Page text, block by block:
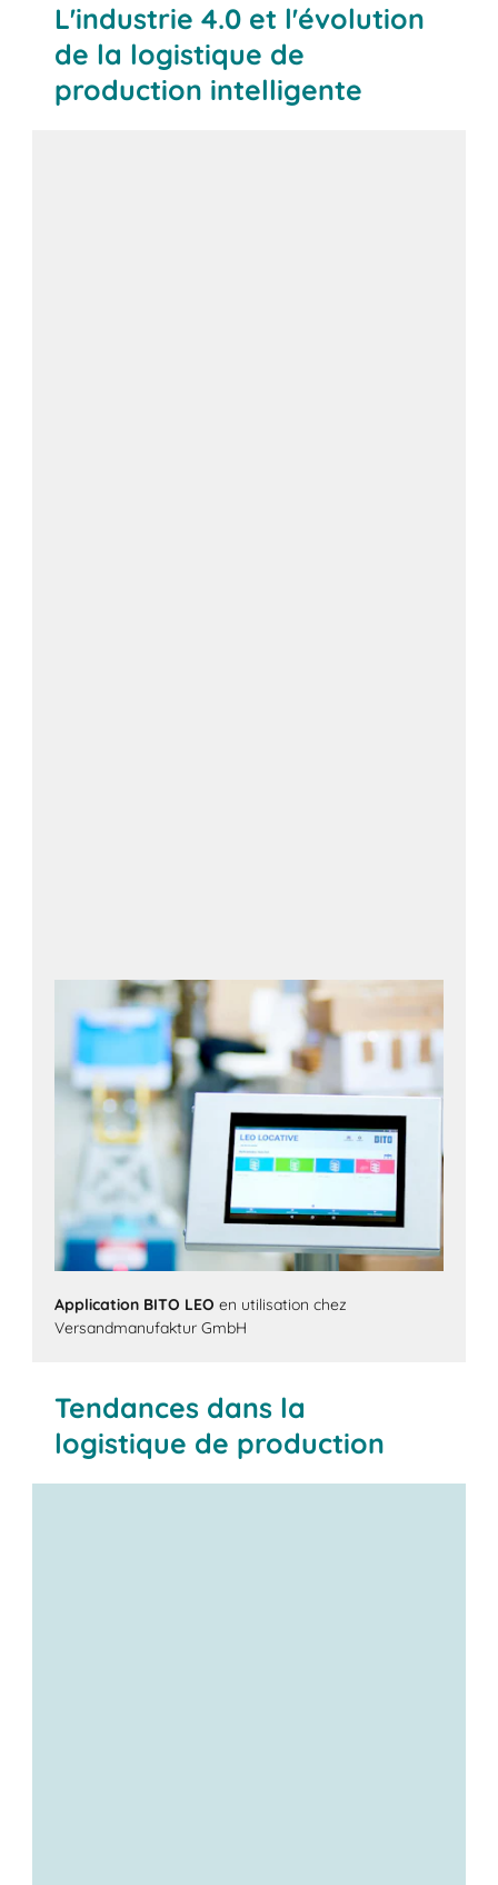
L'industrie 4.0 et l'évolution
de la logistique de
production intelligente
Application BITO LEO en utilisation chez
Versandmanufaktur GmbH
Tendances dans la
logistique de production